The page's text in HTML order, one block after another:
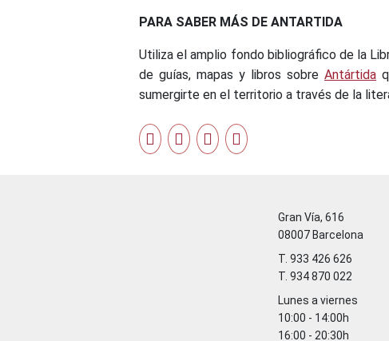
PARA SABER MÁS DE ANTARTIDA
Utiliza el amplio fondo bibliográfico de la
de guías, mapas y libros sobre Antártida
sumergirte en el territorio a través de la
Gran Vía, 616
08007 Barcelona
T. 933 426 626
T. 934 870 022
Lunes a viernes
10:00 - 14:00h
16:00 - 20:30h